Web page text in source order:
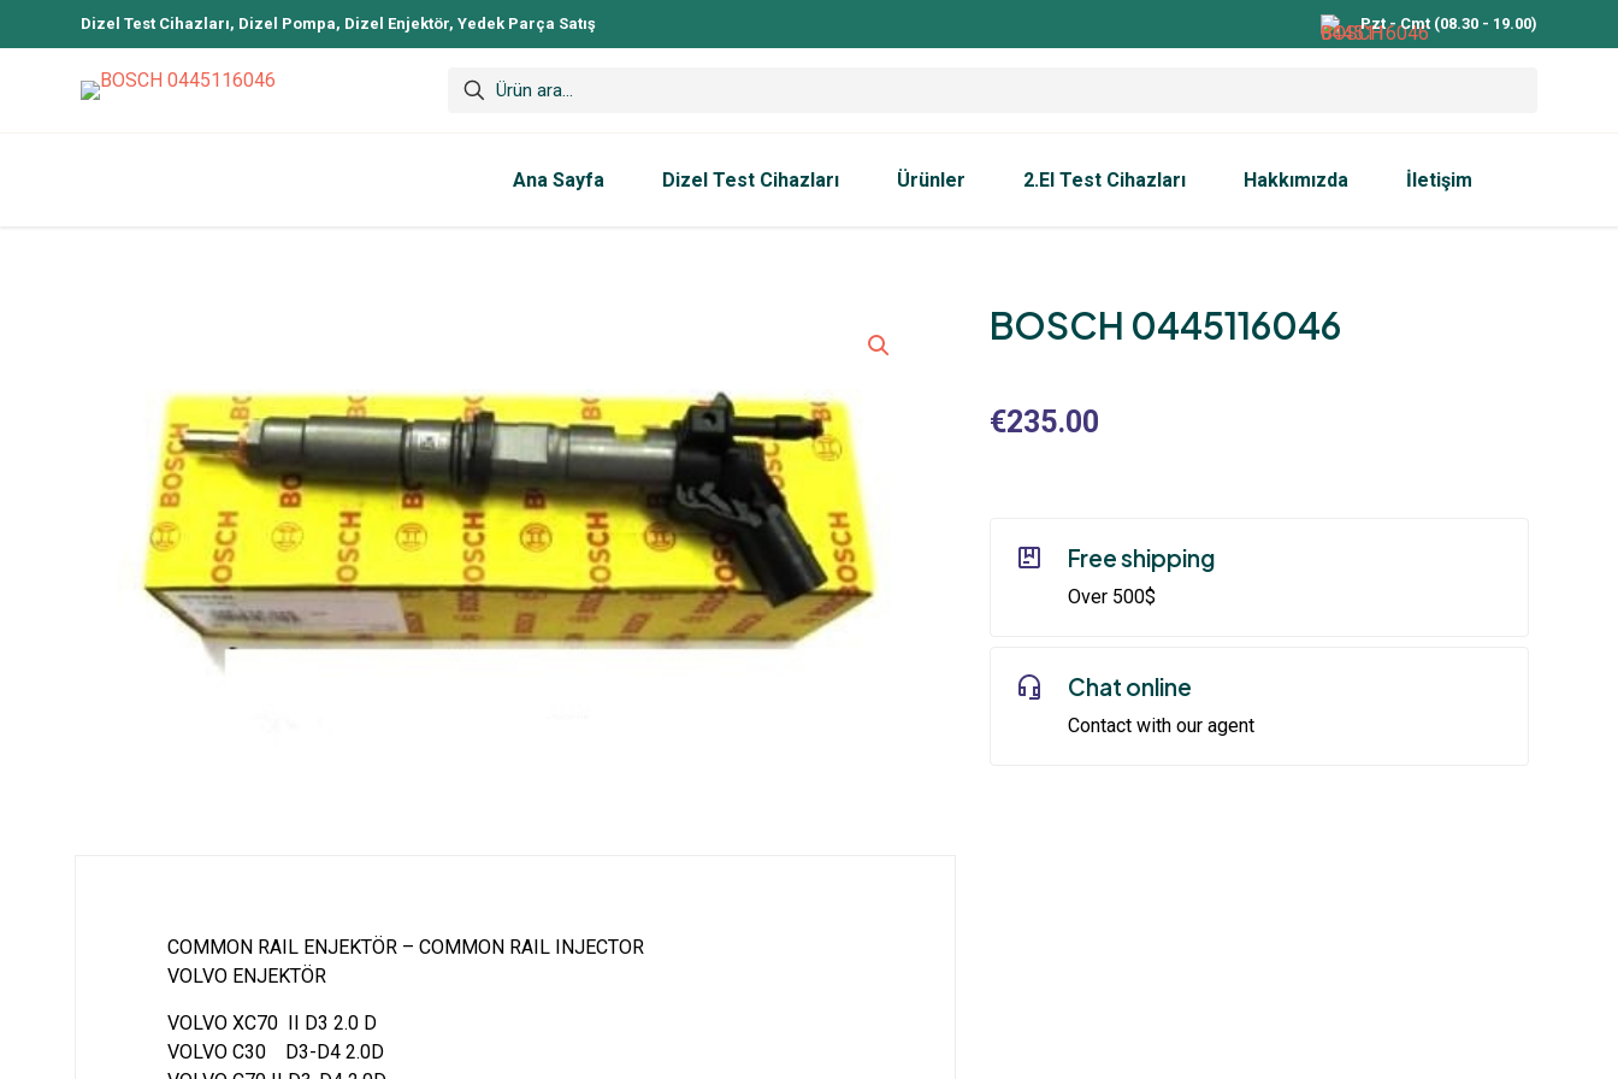
Dizel Test Cihazları, Dizel Pompa, Dizel Enjektör, Yedek Parça Satış Pzt - Cmt (08.30 - 19.00)
Ana Sayfa Dizel Test Cihazları Ürünler 2.El Test Cihazları Hakkımızda İletişim
BOSCH 0445116046
€235.00
Free shipping
Over 500$
Chat online
Contact with our agent
COMMON RAIL ENJEKTÖR – COMMON RAIL INJECTOR
VOLVO ENJEKTÖR
VOLVO XC70 II D3 2.0 D
VOLVO C30 D3-D4 2.0D